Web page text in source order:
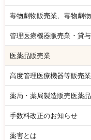
毒物劇物販売業、毒物劇
管理医療機器販売業・貸
医薬品販売業
高度管理医療機器等販売
薬局・薬局製造販売医薬品
手数料改正のお知らせ
薬害とは